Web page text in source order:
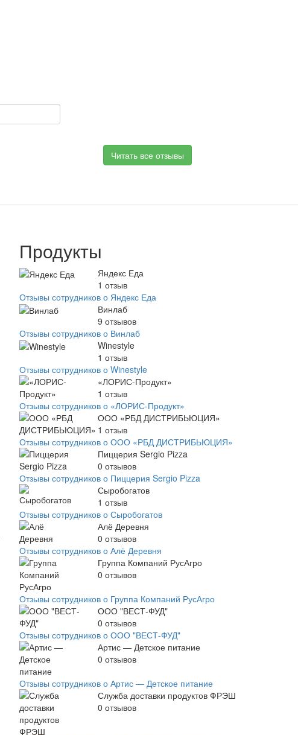
Читать все отзывы
Продукты
Яндекс Еда
1 отзыв
Отзывы сотрудников о Яндекс Еда
Винлаб
9 отзывов
Отзывы сотрудников о Винлаб
Winestyle
1 отзыв
Отзывы сотрудников о Winestyle
«ЛОРИС-Продукт»
1 отзыв
Отзывы сотрудников о «ЛОРИС-Продукт»
ООО «РБД ДИСТРИБЬЮЦИЯ»
1 отзыв
Отзывы сотрудников о ООО «РБД ДИСТРИБЬЮЦИЯ»
Пиццерия Sergio Pizza
0 отзывов
Отзывы сотрудников о Пиццерия Sergio Pizza
Сыробогатов
1 отзыв
Отзывы сотрудников о Сыробогатов
Алё Деревня
0 отзывов
Отзывы сотрудников о Алё Деревня
Группа Компаний РусАгро
0 отзывов
Отзывы сотрудников о Группа Компаний РусАгро
ООО "ВЕСТ-ФУД"
0 отзывов
Отзывы сотрудников о ООО "ВЕСТ-ФУД"
Артис — Детское питание
0 отзывов
Отзывы сотрудников о Артис — Детское питание
Служба доставки продуктов ФРЭШ
0 отзывов